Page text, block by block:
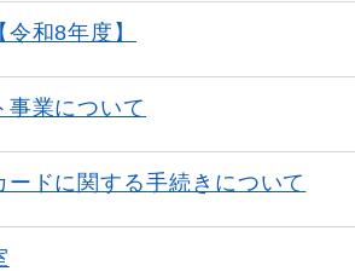
和8年度】
業について
ドに関する手続きについて